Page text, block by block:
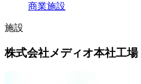
商業施設
施設
株式会社メディオ本社工場